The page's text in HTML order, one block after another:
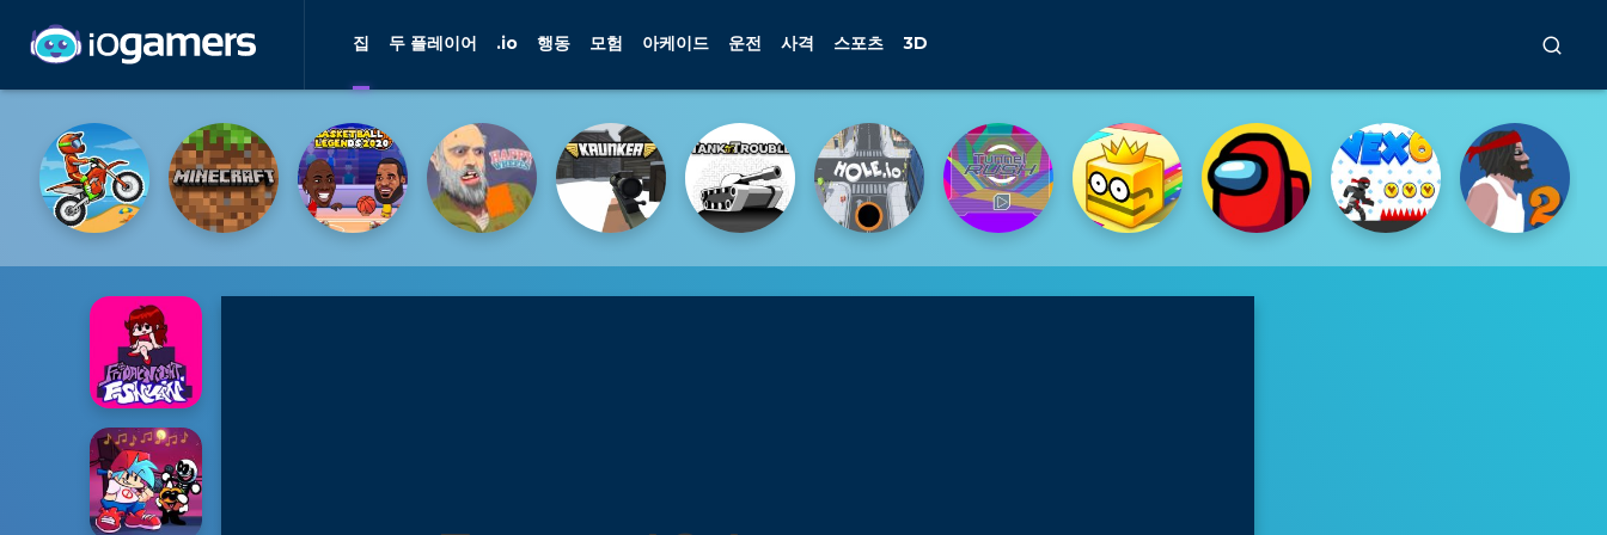
집 두 플레이어 .io 행동 모험 아케이드 운전 사격 스포츠 3D